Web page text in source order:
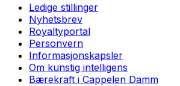
Ledige stillinger
Nyhetsbrev
Royaltyportal
Personvern
Informasjonskapsler
Om kunstig intelligens
Bærekraft i Cappelen Damm